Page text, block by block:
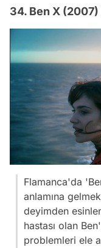
34. Ben X (2007)
Flamanca'da
anlamına
deyimden
hastası olan
problemleri ele